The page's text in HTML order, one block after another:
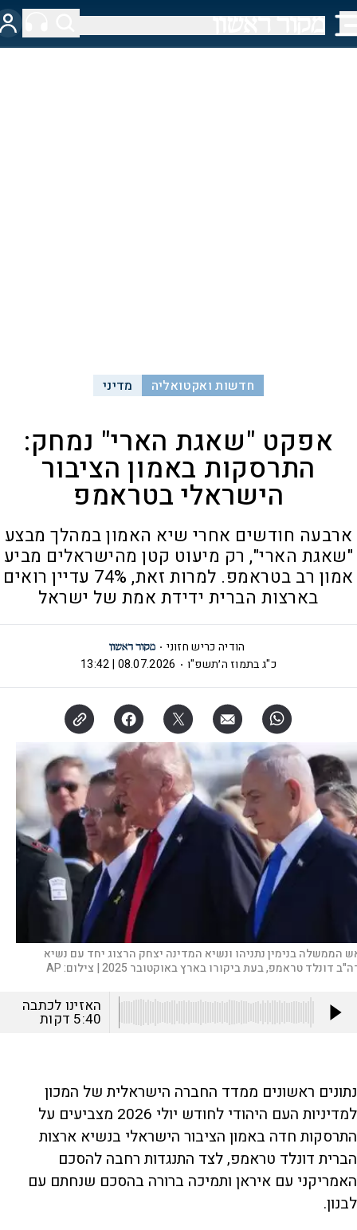
חדשות ואקטואליה מדיני
אפקט "שאגת הארי" נמחק:
התרסקות באמון הציבור
הישראלי בטראמפ
ארבעה חודשים אחרי שיא האמון במהלך מבצע
"שאגת הארי", רק מיעוט קטן מהישראלים מביע
אמון רב בטראמפ. למרות זאת, 74% עדיין רואים
בארצות הברית ידידת אמת של ישראל
הודיה כריש חזוני
כ"ג בתמוז ה׳תשפ"ו
08.07.2026 | 13:42
הממשלה בנימין נתניהו ונשיא המדינה יצחק הרצוג יחד עם נשיא
דונלד טראמפ, בעת ביקורו בארץ באוקטובר 2025 |
צילום:AP
האזינו לכתבה
5:40 דקות
נתונים ראשונים ממדד החברה הישראלית של המכון
למדיניות העם היהודי לחודש יולי 2026 מצביעים על
התרסקות חדה באמון הציבור הישראלי בנשיא ארצות
הברית דונלד טראמפ, לצד התנגדות רחבה להסכם
האמריקני עם איראן ותמיכה ברורה בהסכם שנחתם עם
לבנון.